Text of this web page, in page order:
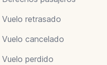
Vuelo retrasado
Vuelo cancelado
Vuelo perdido